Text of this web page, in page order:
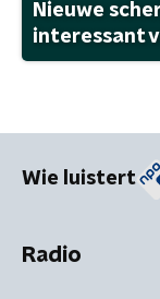
Nieuwe
interessant
Wie luistert
Radio